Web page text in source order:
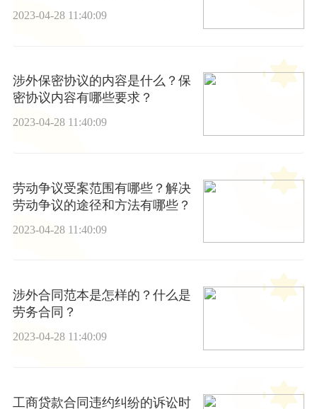
哪些？
2023-04-28 11:40:09
涉外保密协议的内容是什么？保
密协议内容有哪些要求？
2023-04-28 11:40:09
劳动争议受案范围有哪些？解决
劳动争议的途径和方法有哪些？
2023-04-28 11:40:09
涉外合同范本是怎样的？什么是
劳务合同？
2023-04-28 11:40:09
工商贷款合同违约纠纷的诉讼时